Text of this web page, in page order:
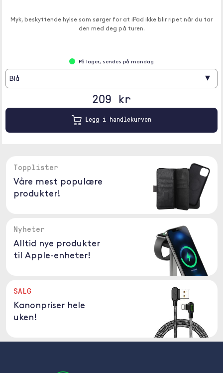
Myk, beskyttende hylse som sørger for at iPad ikke blir ripet når du tar
den med deg på turen.
På lager, sendes på mandag
Blå ▾
209 kr
Legg i handlekurven
Topplister
Våre mest populære
produkter!
Nyheter
Alltid nye produkter
til Apple-enheter!
SALG
Kanonpriser hele
uken!